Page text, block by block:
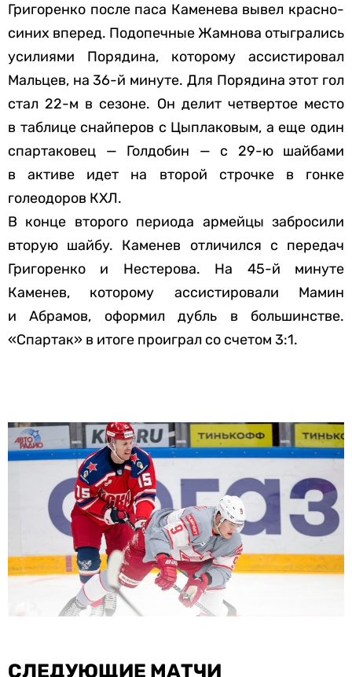
Григоренко после паса Каменева вывел красно-
синих вперед. Подопечные Жамнова отыгрались
усилиями Порядина, которому ассистировал
Мальцев, на 36-й минуте. Для Порядина этот гол
стал 22-м в сезоне. Он делит четвертое место
в таблице снайперов с Цыплаковым, а еще один
спартаковец — Голдобин — с 29-ю шайбами
в активе идет на второй строчке в гонке
голеодоров КХЛ.
В конце второго периода армейцы забросили
вторую шайбу. Каменев отличился с передач
Григоренко и Нестерова. На 45-й минуте
Каменев, которому ассистировали Мамин
и Абрамов, оформил дубль в большинстве.
«Спартак» в итоге проиграл со счетом 3:1.
СЛЕДУЮЩИЕ МАТЧИ